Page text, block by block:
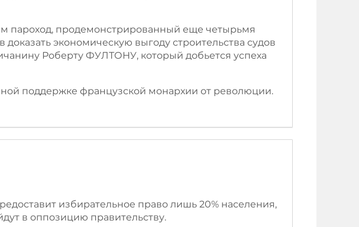
пароход, продемонстрированный еще четырьмя
экономическую выгоду строительства судов
Роберту ФУЛТОНУ, который добьется успеха
поддержке французской монархии от революции.
избирательное право лишь 20% населения,
в оппозицию правительству.